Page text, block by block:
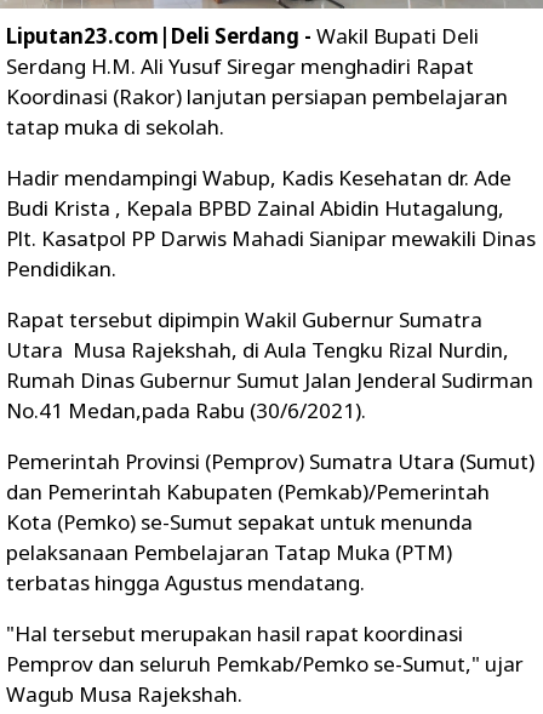
Liputan23.com|Deli Serdang - Wakil Bupati Deli
Serdang H.M. Ali Yusuf Siregar menghadiri Rapat
Koordinasi (Rakor) lanjutan persiapan pembelajaran
tatap muka di sekolah.
Hadir mendampingi Wabup, Kadis Kesehatan dr. Ade
Budi Krista , Kepala BPBD Zainal Abidin Hutagalung,
Plt. Kasatpol PP Darwis Mahadi Sianipar mewakili Dinas
Pendidikan.
Rapat tersebut dipimpin Wakil Gubernur Sumatra
Utara Musa Rajekshah, di Aula Tengku Rizal Nurdin,
Rumah Dinas Gubernur Sumut Jalan Jenderal Sudirman
No.41 Medan,pada Rabu (30/6/2021).
Pemerintah Provinsi (Pemprov) Sumatra Utara (Sumut)
dan Pemerintah Kabupaten (Pemkab)/Pemerintah
Kota (Pemko) se-Sumut sepakat untuk menunda
pelaksanaan Pembelajaran Tatap Muka (PTM)
terbatas hingga Agustus mendatang.
"Hal tersebut merupakan hasil rapat koordinasi
Pemprov dan seluruh Pemkab/Pemko se-Sumut," ujar
Wagub Musa Rajekshah.